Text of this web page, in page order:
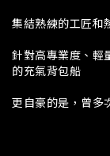
集結熟練的工匠和
針對高專業度、輕
的充氣背包船
更自豪的是，曾多